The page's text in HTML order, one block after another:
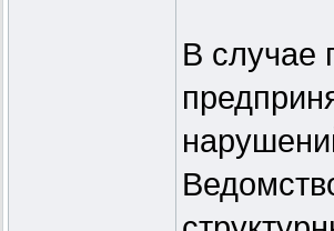
В случае